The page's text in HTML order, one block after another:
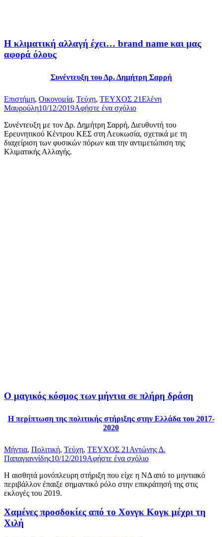
Η κλιματική αλλαγή έχει… brand name και μας
αφορά όλους
Συνέντευξη του Δρ. Δημήτρη Σαρρή
Επιστήμη, Οικονομία, Τεύχη, ΤΕΥΧΟΣ 21Ελένη
Μαυρούλη10/12/2019Αφήστε ένα σχόλιο
Συνέντευξη με τον Δρ. Δημήτρη Σαρρή, Διευθυντή του
Ερευνητικού Κέντρου ΚΕΣ στη Λευκωσία, σχετικά με τη
διαχείριση των φυσικών πόρων και την αντιμετώπιση της
Κλιματικής Αλλαγής.
Ο μαγικός κόσμος των μήντια σε πλήρη δράση
Η περίπτωση της πολιτικής στήριξης στην Ελλάδα του 2017-
2020
Μήντια, Πολιτική, Τεύχη, ΤΕΥΧΟΣ 21 Αντώνης Δ.
Παπαγιαννίδης10/12/2019Αφήστε ένα σχόλιο
Η αισθητά μονόπλευρη στήριξη που είχε η ΝΔ από το μηντιακό
περιβάλλον έπαιξε σημαντικό ρόλο στην επικράτησή της στις
εκλογές του 2019.
Χαμένες προσδοκίες από το Χονγκ Κογκ μέχρι τη
Χιλή